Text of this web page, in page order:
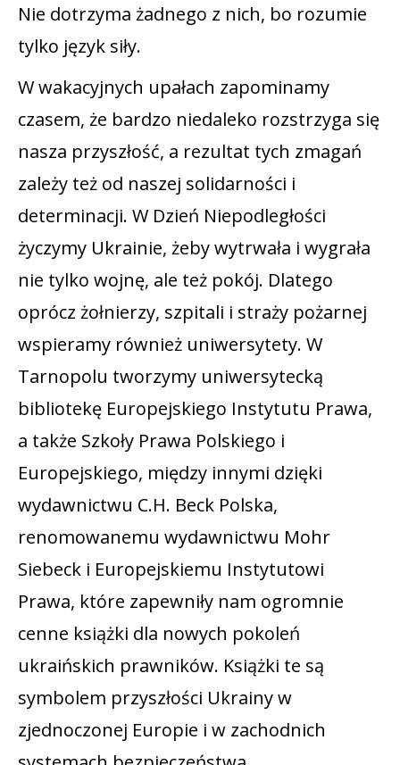
Nie dotrzyma żadnego z nich, bo rozumie
tylko język siły.
W wakacyjnych upałach zapominamy
czasem, że bardzo niedaleko rozstrzyga się
nasza przyszłość, a rezultat tych zmagań
zależy też od naszej solidarności i
determinacji. W Dzień Niepodległości
życzymy Ukrainie, żeby wytrwała i wygrała
nie tylko wojnę, ale też pokój. Dlatego
oprócz żołnierzy, szpitali i straży pożarnej
wspieramy również uniwersytety. W
Tarnopolu tworzymy uniwersytecką
bibliotekę Europejskiego Instytutu Prawa,
a także Szkoły Prawa Polskiego i
Europejskiego, między innymi dzięki
wydawnictwu C.H. Beck Polska,
renomowanemu wydawnictwu Mohr
Siebeck i Europejskiemu Instytutowi
Prawa, które zapewniły nam ogromnie
cenne książki dla nowych pokoleń
ukraińskich prawników. Książki te są
symbolem przyszłości Ukrainy w
zjednoczonej Europie i w zachodnich